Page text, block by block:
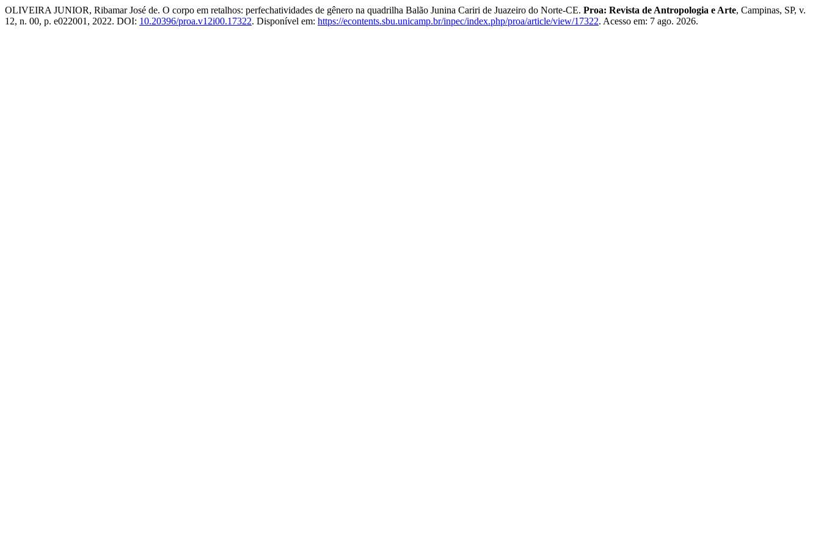
OLIVEIRA JUNIOR, Ribamar José de. O corpo em retalhos: perfechatividades de gênero na quadrilha Balão Junina Cariri de Juazeiro do Norte-CE. Proa: Revista de Antropologia e Arte, Campinas, SP, v.
12, n. 00, p. e022001, 2022. DOI: 10.20396/proa.v12i00.17322. Disponível em: https://econtents.sbu.unicamp.br/inpec/index.php/proa/article/view/17322. Acesso em: 7 ago. 2026.